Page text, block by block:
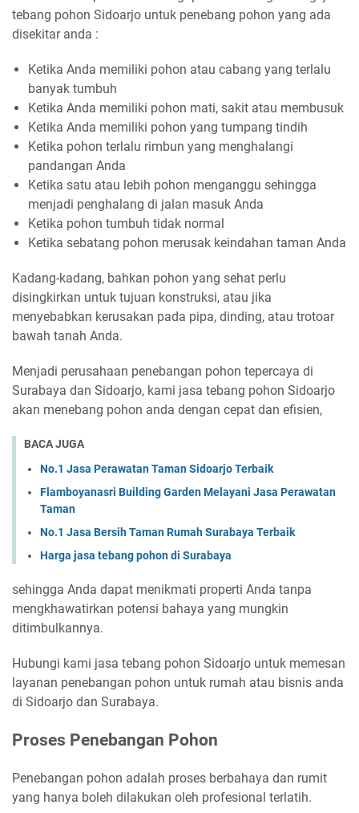
tebang pohon Sidoarjo untuk penebang pohon yang ada
disekitar anda :
Ketika Anda memiliki pohon atau cabang yang terlalu
banyak tumbuh
Ketika Anda memiliki pohon mati, sakit atau membusuk
Ketika Anda memiliki pohon yang tumpang tindih
Ketika pohon terlalu rimbun yang menghalangi
pandangan Anda
Ketika satu atau lebih pohon menganggu sehingga
menjadi penghalang di jalan masuk Anda
Ketika pohon tumbuh tidak normal
Ketika sebatang pohon merusak keindahan taman Anda
Kadang-kadang, bahkan pohon yang sehat perlu
disingkirkan untuk tujuan konstruksi, atau jika
menyebabkan kerusakan pada pipa, dinding, atau trotoar
bawah tanah Anda.
Menjadi perusahaan penebangan pohon tepercaya di
Surabaya dan Sidoarjo, kami jasa tebang pohon Sidoarjo
akan menebang pohon anda dengan cepat dan efisien,
BACA JUGA
No.1 Jasa Perawatan Taman Sidoarjo Terbaik
Flamboyanasri Building Garden Melayani Jasa Perawatan
Taman
No.1 Jasa Bersih Taman Rumah Surabaya Terbaik
Harga jasa tebang pohon di Surabaya
sehingga Anda dapat menikmati properti Anda tanpa
mengkhawatirkan potensi bahaya yang mungkin
ditimbulkannya.
Hubungi kami jasa tebang pohon Sidoarjo untuk memesan
layanan penebangan pohon untuk rumah atau bisnis anda
di Sidoarjo dan Surabaya.
Proses Penebangan Pohon
Penebangan pohon adalah proses berbahaya dan rumit
yang hanya boleh dilakukan oleh profesional terlatih.